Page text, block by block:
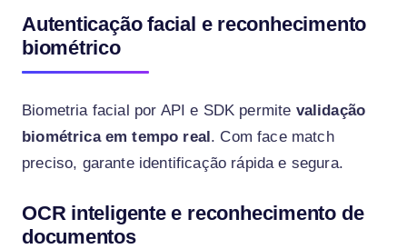
Autenticação facial e reconhecimento
biométrico
Biometria facial por API e SDK permite validação
biométrica em tempo real. Com face match
preciso, garante identificação rápida e segura.
OCR inteligente e reconhecimento de
documentos